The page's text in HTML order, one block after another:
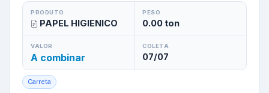
PRODUTO
PAPEL HIGIENICO
PESO
0.00ton
VALOR
A combinar
COLETA
07/07
Carreta